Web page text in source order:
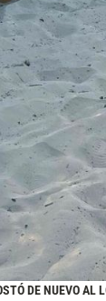
DE NUEVO AL